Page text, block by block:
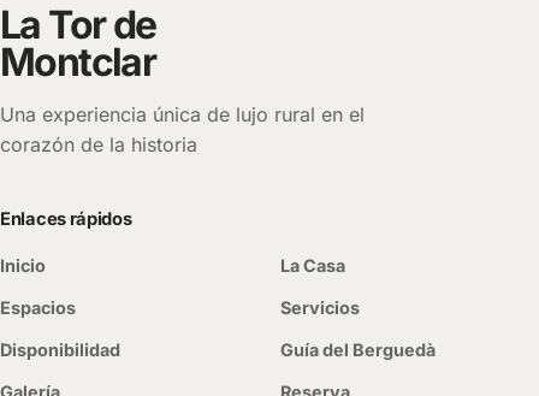
La Tor de
Montclar
Una experiencia única de lujo rural en el
corazón de la historia
Enlaces rápidos
Inicio La Casa
Espacios Servicios
Disponibilidad Guía del Berguedà
Galería Reserva